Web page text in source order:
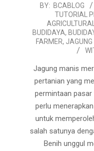
2026-
03
BY: BCABLOG
TUTORIAL
BUDIDAYA,
FARMER,
Jagung manis
pertanian yang
permintaan
perlu
untuk
salah satunya
Benih unggul